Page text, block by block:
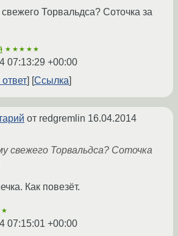
Торвальдса? Соточка за
★★★★★
07:13:29 +00:00
Ссылка
от redgremlin 16.04.2014
свежего Торвальдса? Соточка
Как повезёт.
07:15:01 +00:00